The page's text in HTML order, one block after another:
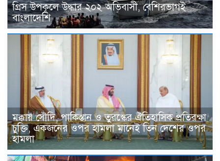
গ্রিস উপকূলে উদ্ধার ২০২ অভিবাসী, বেশিরভাগই
বাংলাদেশি
মক্কায় সৌদি, পাকিস্তান ও তুরস্কের ঐতিহাসিক প্রতিরক্ষা
চুক্তি, একজনের ওপর হামলা মানেই তিন দেশের ওপর
হামলা